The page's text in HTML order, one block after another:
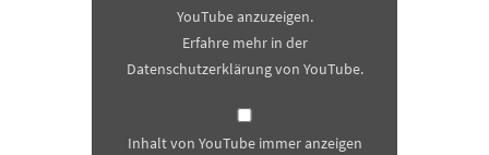
YouTube anzuzeigen.
Erfahre mehr in der
Datenschutzerklärung von YouTube.
Inhalt von YouTube immer anzeigen